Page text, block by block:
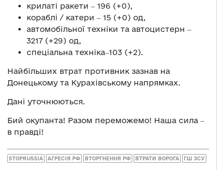
крилаті ракети ‒ 196 (+0),
кораблі / катери ‒ 15 (+0) од,
автомобільної техніки та автоцистерн ‒
3217 (+29) од,
спеціальна техніка‒103 (+2).
Найбільших втрат противник зазнав на
Донецькому та Курахівському напрямках.
Дані уточнюються.
Бий окупанта! Разом переможемо! Наша сила ‒
в правді!
STOPRUSSIA АГРЕСІЯ РФ ВТОРГНЕННЯ РФ ВТРАТИ ВОРОГА ГШ ЗСУ